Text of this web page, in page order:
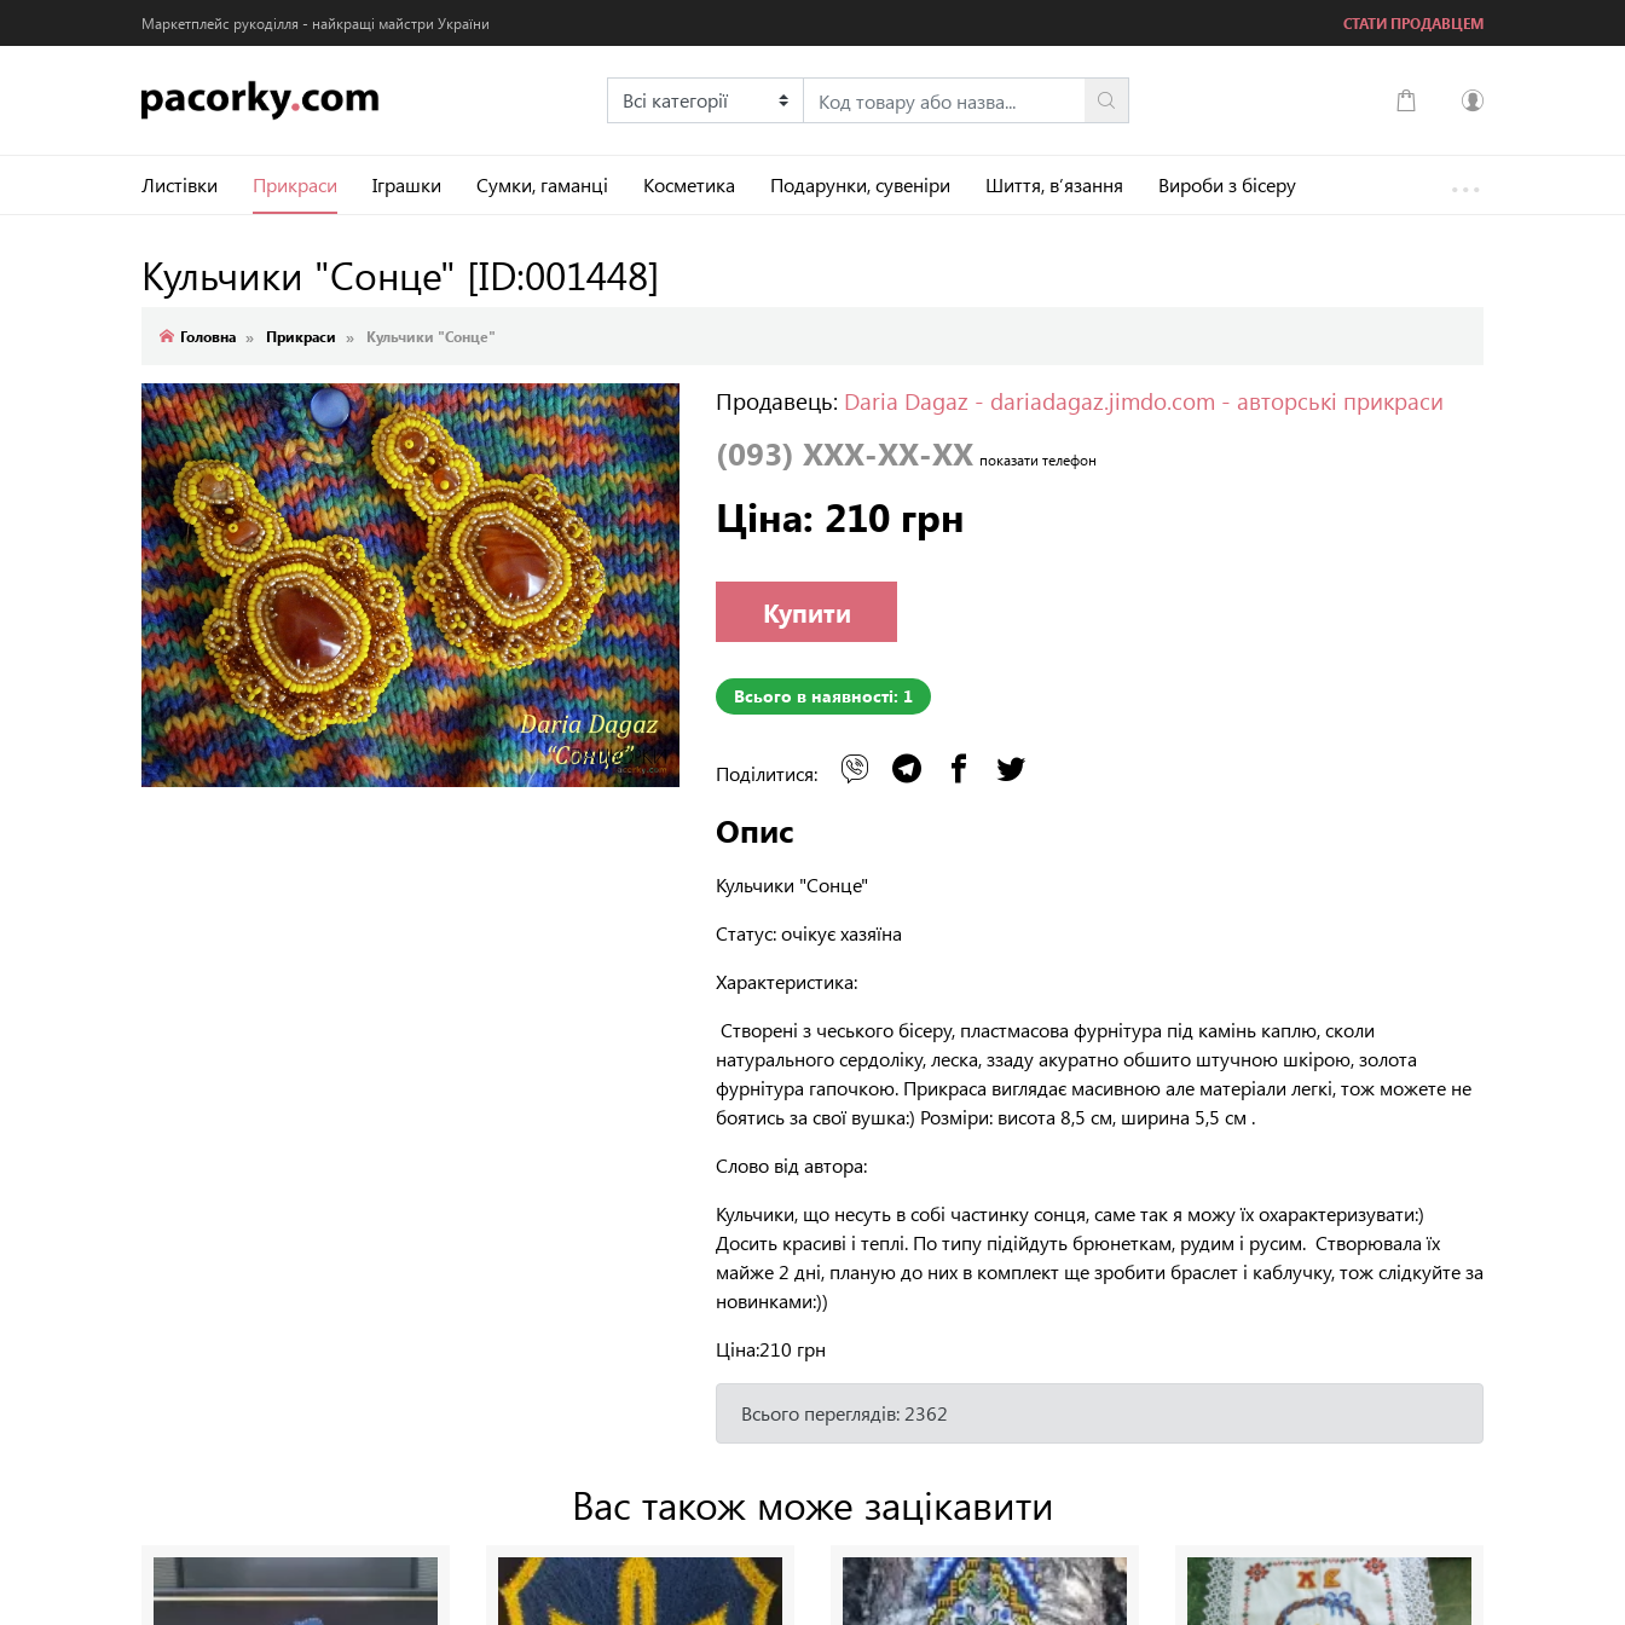
Маркетплейс рукоділля - найкращі майстри України СТАТИ ПРОДАВЦЕМ
...
Листівки Прикраси Іграшки Сумки, гаманці Косметика Подарунки, сувеніри Шиття, в’язання Вироби з бісеру
Кульчики "Сонце" [ID:001448]
Головна Прикраси Кульчики "Сонце"
Продавець: Daria Dagaz - dariadagaz.jimdo.com - авторські прикраси
(093) XXX-XX-XX показати телефон
Ціна: 210 грн
Купити
Всього в наявності: 1
Поділитися:
Опис
Кульчики "Сонце"
Статус: очікує хазяїна
Характеристика:
Створені з чеського бісеру, пластмасова фурнітура під камінь каплю, сколи
натурального сердоліку, леска, ззаду акуратно обшито штучною шкірою, золота
фурнітура гапочкою. Прикраса виглядає масивною але матеріали легкі, тож можете не
боятись за свої вушка:) Розміри: висота 8,5 см, ширина 5,5 см .
Слово від автора:
Кульчики, що несуть в собі частинку сонця, саме так я можу їх охарактеризувати:)
Досить красиві і теплі. По типу підійдуть брюнеткам, рудим і русим. Створювала їх
майже 2 дні, планую до них в комплект ще зробити браслет і каблучку, тож слідкуйте за
новинками:))
Ціна:210 грн
Всього переглядів: 2362
Вас також може зацікавити